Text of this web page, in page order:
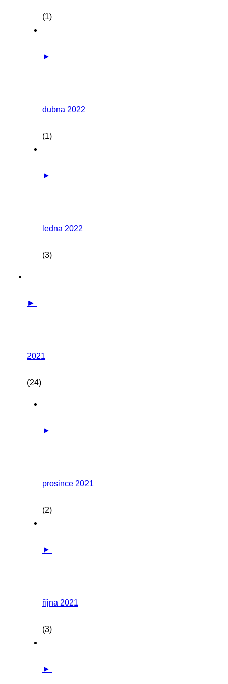
(1)
►
dubna 2022
(1)
►
ledna 2022
(3)
►
2021
(24)
►
prosince 2021
(2)
►
října 2021
(3)
►